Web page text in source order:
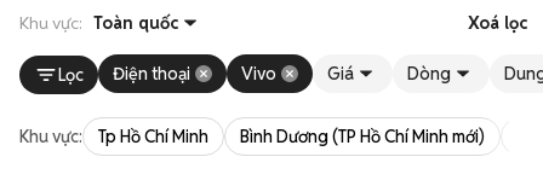
Khu vực: Toàn quốc Xoá lọc
Lọc Điện thoại Vivo Giá Dòng
Khu vực: Tp Hồ Chí Minh Bình Dương (TP Hồ Chí Minh mới)